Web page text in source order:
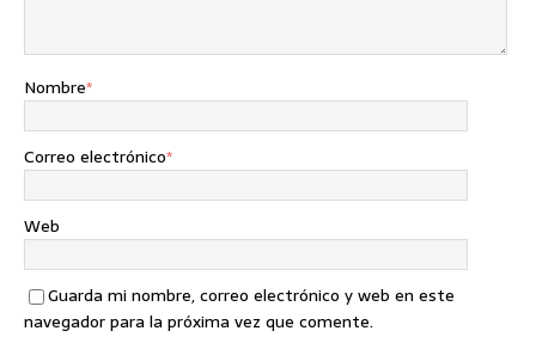
Nombre*
Correo electrónico*
Web
Guarda mi nombre, correo electrónico y web en este
navegador para la próxima vez que comente.